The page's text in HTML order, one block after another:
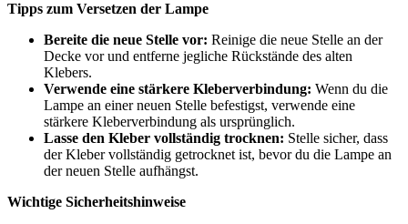
Tipps zum Versetzen der Lampe
Bereite die neue Stelle vor: Reinige die neue Stelle an der
Decke vor und entferne jegliche Rückstände des alten
Klebers.
Verwende eine stärkere Kleberverbindung: Wenn du die
Lampe an einer neuen Stelle befestigst, verwende eine
stärkere Kleberverbindung als ursprünglich.
Lasse den Kleber vollständig trocknen: Stelle sicher, dass
der Kleber vollständig getrocknet ist, bevor du die Lampe an
der neuen Stelle aufhängst.
Wichtige Sicherheitshinweise